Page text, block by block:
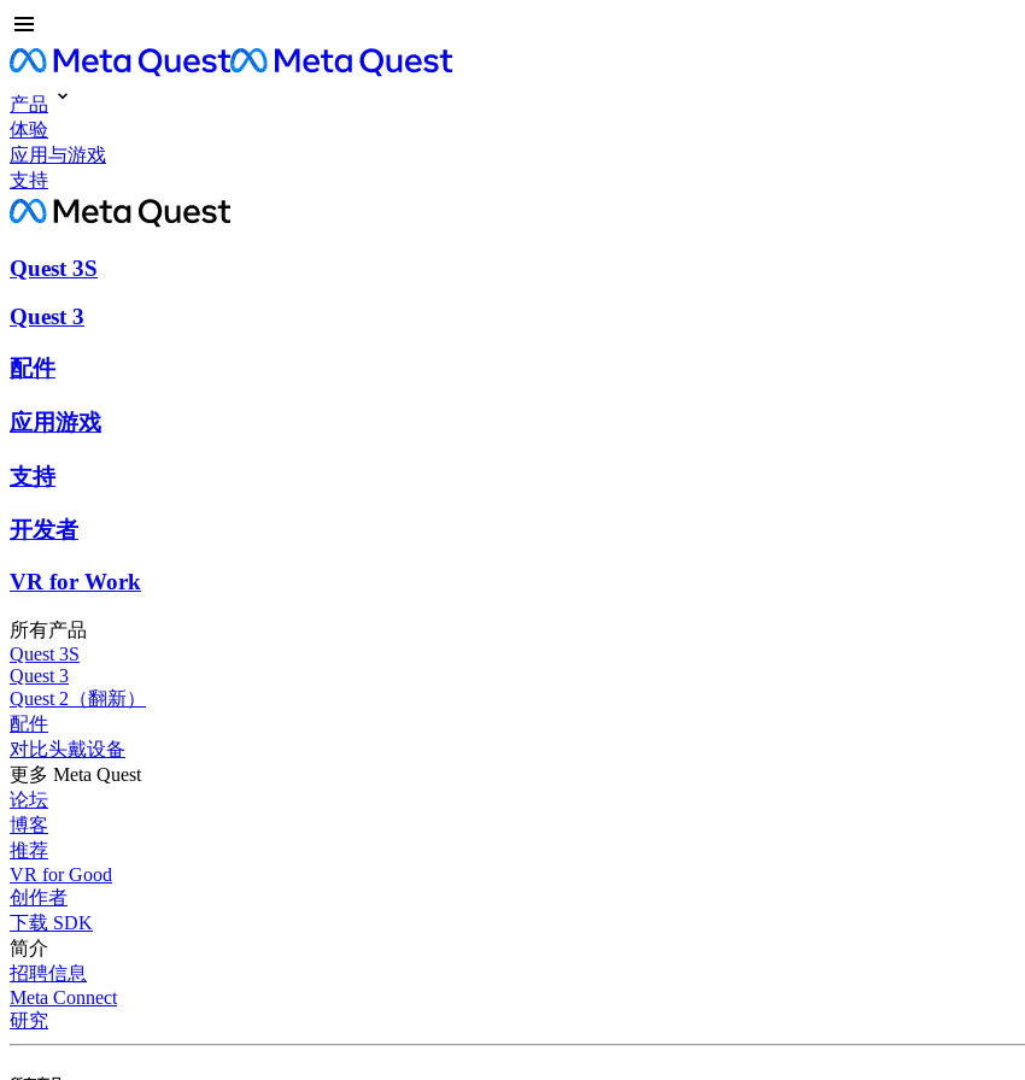
产品
体验
应用与游戏
支持
Quest 3S
Quest 3
配件
应用游戏
支持
开发者
VR for Work
所有产品
Quest 3S
Quest 3
Quest 2（翻新）
配件
对比头戴设备
更多 Meta Quest
论坛
博客
推荐
VR for Good
创作者
下载 SDK
简介
招聘信息
Meta Connect
研究